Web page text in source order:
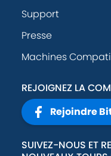
Support
Presse
Machines
REJOIGNEZ LA
Rejoindre
SUIVEZ-NOUS ET